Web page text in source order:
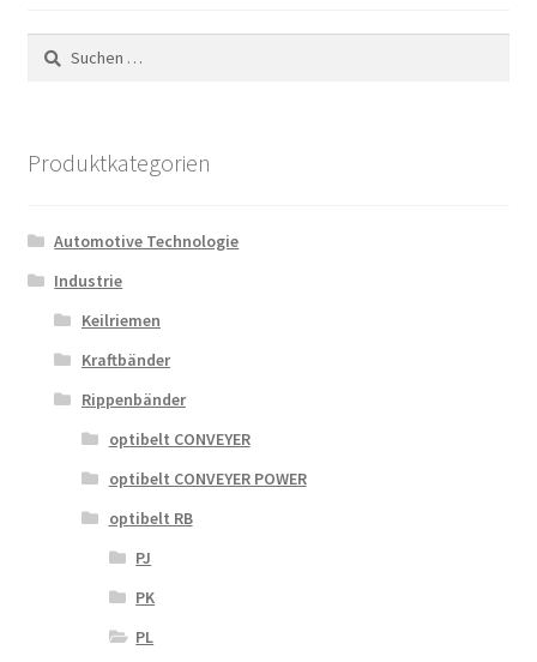
Suchen
nach:
Produktkategorien
Automotive Technologie
Industrie
Keilriemen
Kraftbänder
Rippenbänder
optibelt CONVEYER
optibelt CONVEYER POWER
optibelt RB
PJ
PK
PL